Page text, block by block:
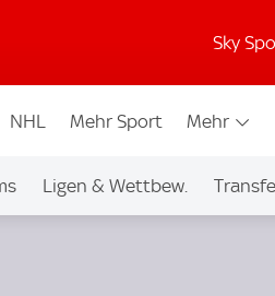
Sky
NHL Mehr Sport Mehr
Ligen & Wettbew.